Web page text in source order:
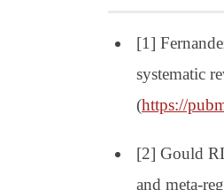
[1]
systematic
(https://
[2] Gould
and meta-